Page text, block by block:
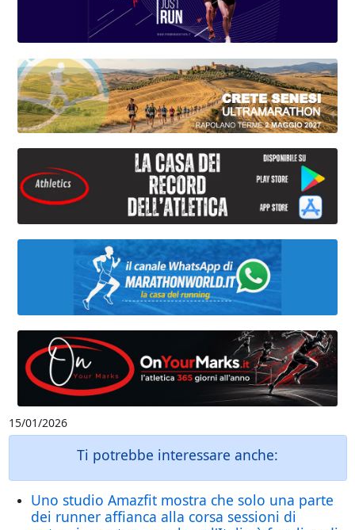
15/01/2026
Ti potrebbe interessare anche:
Uno studio Amazfit mostra che solo una parte
dei runner affianca alla corsa sessioni di